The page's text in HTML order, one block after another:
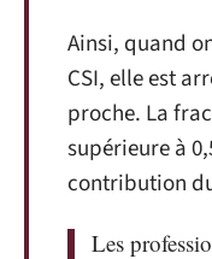
Ainsi, quand
CSI, elle est
proche. La
supérieure à
contribution
Les